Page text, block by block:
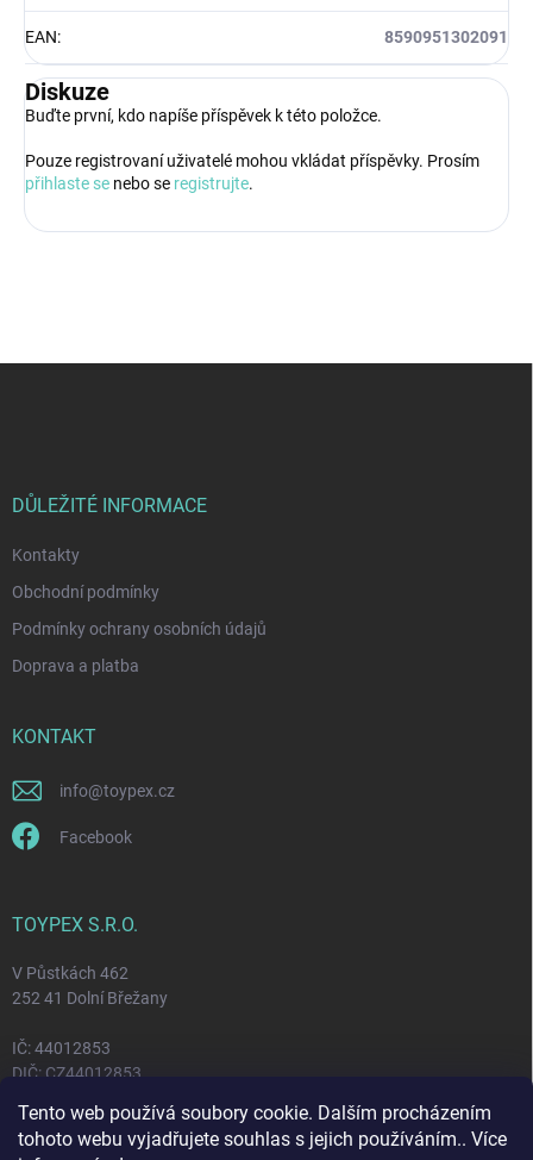
Tento web používá soubory cookie. Dalším procházením
tohoto webu vyjadřujete souhlas s jejich používáním.. Více
EAN: 8590951302091
Diskuze
Buďte první, kdo napíše příspěvek k této položce.
Pouze registrovaní uživatelé mohou vkládat příspěvky. Prosím
přihlaste se nebo se registrujte.
DŮLEŽITÉ INFORMACE
Kontakty
Obchodní podmínky
Podmínky ochrany osobních údajů
Doprava a platba
KONTAKT
info@toypex.cz
Facebook
TOYPEX S.R.O.
V Půstkách 462
252 41 Dolní Břežany
IČ: 44012853
DIČ: CZ44012853
FACEBOOK